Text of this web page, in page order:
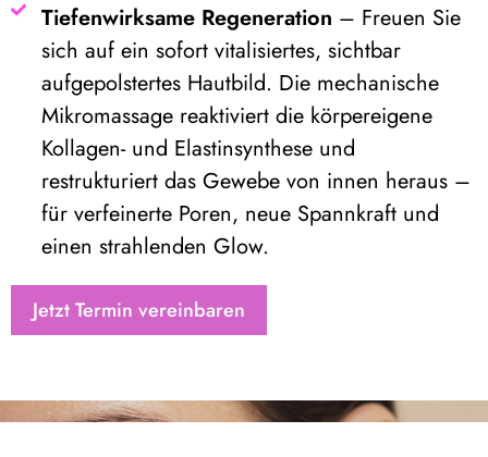
Tiefenwirksame Regeneration – Freuen Sie
sich auf ein sofort vitalisiertes, sichtbar
aufgepolstertes Hautbild. Die mechanische
Mikromassage reaktiviert die körpereigene
Kollagen- und Elastinsynthese und
restrukturiert das Gewebe von innen heraus –
für verfeinerte Poren, neue Spannkraft und
einen strahlenden Glow.
Jetzt Termin vereinbaren